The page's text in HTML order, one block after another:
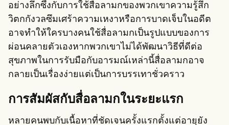
อย่างลึกซึ้งกับการใช้สื่อลามกของพวกเขาความรู้สึก
วิตกกังวลซึมเศร้าความเหงาหรือการบาดเจ็บในอดีต
อาจทำให้ใครบางคนใช้สื่อลามกเป็นรูปแบบของการ
ผ่อนคลายตัวเองหากพวกเขาไม่ได้พัฒนาวิธีที่ดีต่อ
สุขภาพในการรับมือกับอารมณ์เหล่านี้สื่อลามกอาจ
กลายเป็นเรื่องง่ายแต่เป็นการบรรเทาชั่วคราว
การสัมผัสกับสื่อลามกในระยะแรก
หลายคนพบกับเนื้อหาที่ชัดเจนครั้งแรกตั้งแต่อายุยัง